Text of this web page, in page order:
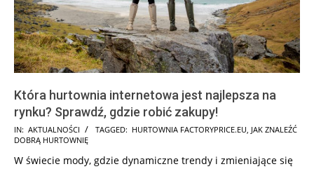
Która hurtownia internetowa jest najlepsza na
rynku? Sprawdź, gdzie robić zakupy!
2025-
08-
20
IN: AKTUALNOŚCI TAGGED: HURTOWNIA FACTORYPRICE.EU JAK ZNALEŹĆ
DOBRĄ HURTOWNIĘ
W świecie mody, gdzie dynamiczne trendy i zmieniające się